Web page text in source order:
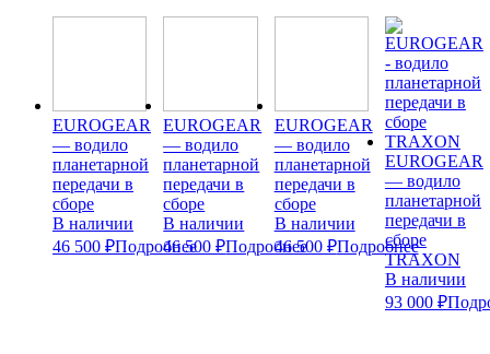
EUROGEAR
— водило
планетарной
передачи в
сборе
В наличии
46 500 ₽Подробнее
EUROGEAR
— водило
планетарной
передачи в
сборе
В наличии
46 500 ₽Подробнее
EUROGEAR
— водило
планетарной
передачи в
сборе
В наличии
46 500 ₽Подробнее
EUROGEAR
— водило
планетарной
передачи в
сборе
TRAXON
В наличии
93 000 ₽